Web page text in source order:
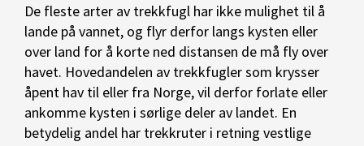
De fleste arter av trekkfugl har ikke mulighet til å
lande på vannet, og flyr derfor langs kysten eller
over land for å korte ned distansen de må fly over
havet. Hovedandelen av trekkfugler som krysser
åpent hav til eller fra Norge, vil derfor forlate eller
ankomme kysten i sørlige deler av landet. En
betydelig andel har trekkruter i retning vestlige